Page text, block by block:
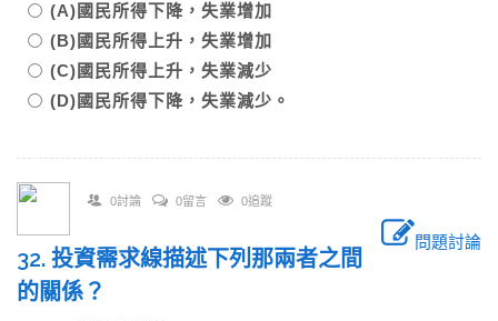
(A)國民所得下降，失業增加
(B)國民所得上升，失業增加
(C)國民所得上升，失業減少
(D)國民所得下降，失業減少。
0討論 0留言 0追蹤
問題討論
32. 投資需求線描述下列那兩者之間
的關係？